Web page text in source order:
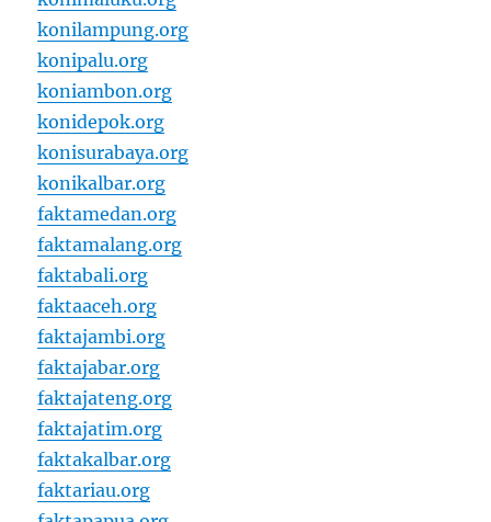
konilampung.org
konipalu.org
koniambon.org
konidepok.org
konisurabaya.org
konikalbar.org
faktamedan.org
faktamalang.org
faktabali.org
faktaaceh.org
faktajambi.org
faktajabar.org
faktajateng.org
faktajatim.org
faktakalbar.org
faktariau.org